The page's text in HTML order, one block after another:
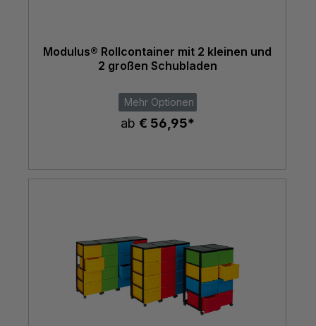
Modulus® Rollcontainer mit 2 kleinen und
2 großen Schubladen
Mehr Optionen
ab € 56,95*